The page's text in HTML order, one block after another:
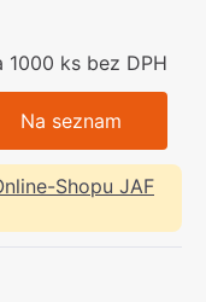
1000 ks bez DPH
Na seznam
Shopu JAF